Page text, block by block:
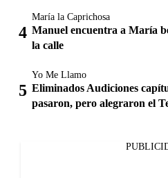
María la Caprichosa
Manuel encuentra a María
la calle
Yo Me Llamo
Eliminados Audiciones
pasaron, pero alegraron el